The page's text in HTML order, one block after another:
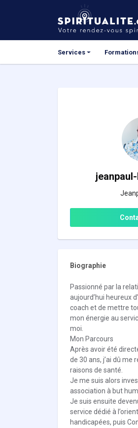
Services
Biographie
Passionné par la
aujourd’hui heureux
coach et de mettre
mon énergie au
moi.
Mon Parcours
Après avoir été
de 30 ans, j’ai dû me
raisons de santé.
​Je me suis alors
association à but
​Je suis ensuite
service dédié à
handicapées, puis
Panneau de gestion des cookies